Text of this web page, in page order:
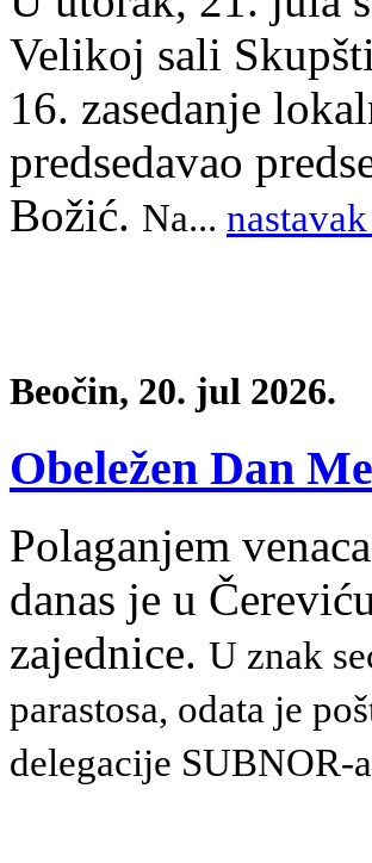
Velikoj sali
16. zasedanje
predsedavao
Božić. Na...
Beočin, 20. jul 2026.
Obeležen Dan
Polaganjem
danas je u
zajednice. U znak
parastosa, odata je
delegacije SUBNOR-a